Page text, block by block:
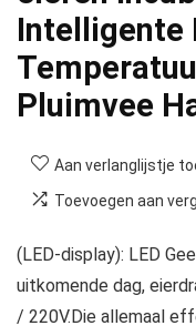
Intelligente
Pluimvee
Aan verlanglijstje
Toevoegen aan
(LED-display): LED
uitkomende dag,
/ 220V.Die allemaal